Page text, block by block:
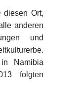
diesen Ort,
anderen
und
Namibia
folgten